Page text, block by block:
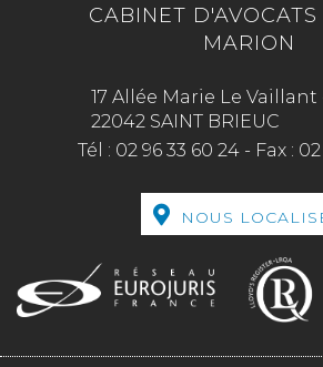
CABINET D'AVOCATS
MARION
17 Allée Marie Le Vaillant
22042 SAINT BRIEUC
Tél : 02 96 33 60 24 - Fax :
NOUS